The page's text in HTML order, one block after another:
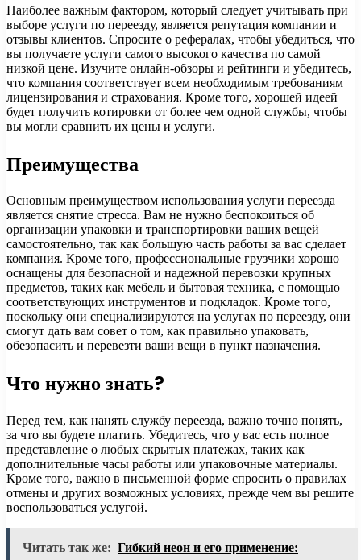
Наиболее важным фактором, который следует учитывать при
выборе услуги по переезду, является репутация компании и
отзывы клиентов. Спросите о рефералах, чтобы убедиться, что
вы получаете услуги самого высокого качества по самой
низкой цене. Изучите онлайн-обзоры и рейтинги и убедитесь,
что компания соответствует всем необходимым требованиям
лицензирования и страхования. Кроме того, хорошей идеей
будет получить котировки от более чем одной службы, чтобы
вы могли сравнить их цены и услуги.
Преимущества
Основным преимуществом использования услуги переезда
является снятие стресса. Вам не нужно беспокоиться об
организации упаковки и транспортировки ваших вещей
самостоятельно, так как большую часть работы за вас сделает
компания. Кроме того, профессиональные грузчики хорошо
оснащены для безопасной и надежной перевозки крупных
предметов, таких как мебель и бытовая техника, с помощью
соответствующих инструментов и подкладок. Кроме того,
поскольку они специализируются на услугах по переезду, они
смогут дать вам совет о том, как правильно упаковать,
обезопасить и перевезти ваши вещи в пункт назначения.
Что нужно знать?
Перед тем, как нанять службу переезда, важно точно понять,
за что вы будете платить. Убедитесь, что у вас есть полное
представление о любых скрытых платежах, таких как
дополнительные часы работы или упаковочные материалы.
Кроме того, важно в письменной форме спросить о правилах
отмены и других возможных условиях, прежде чем вы решите
воспользоваться услугой.
Читать так же: Гибкий неон и его применение: